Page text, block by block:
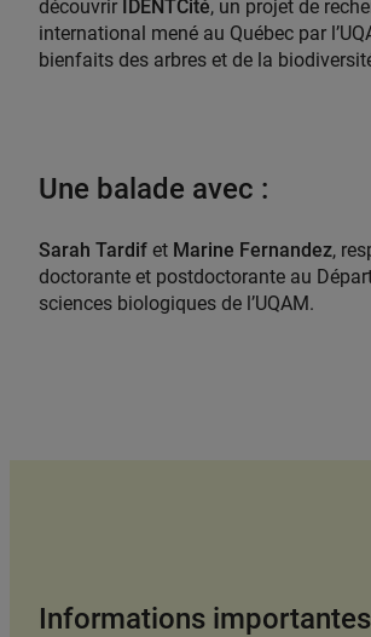
découvrir IDENTCité, un projet de
international mené au Québec par
bienfaits des arbres et de la
Une balade avec :
Sarah Tardif et Marine Fernandez,
doctorante et postdoctorante au
sciences biologiques de l’UQAM.
Informations importantes